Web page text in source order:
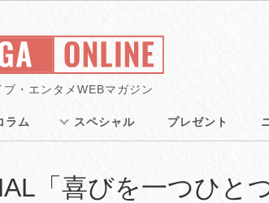
・エンタメWEBマガジン
ラム スペシャル プレゼント
「喜びを一つひと